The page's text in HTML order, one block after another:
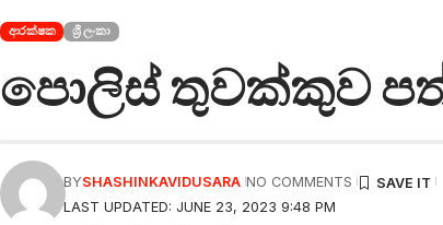
ආරක්ෂක ශ්‍රී ලංකා
පොලිස් තුවක්කුව
LAST UPDATED: JUNE 23, 2023 9:48 PM
BYSHASHINKAVIDUSARA NO COMMENTS